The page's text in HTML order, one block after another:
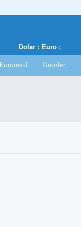
Dolar : Euro :
Kurumsal Ürünler